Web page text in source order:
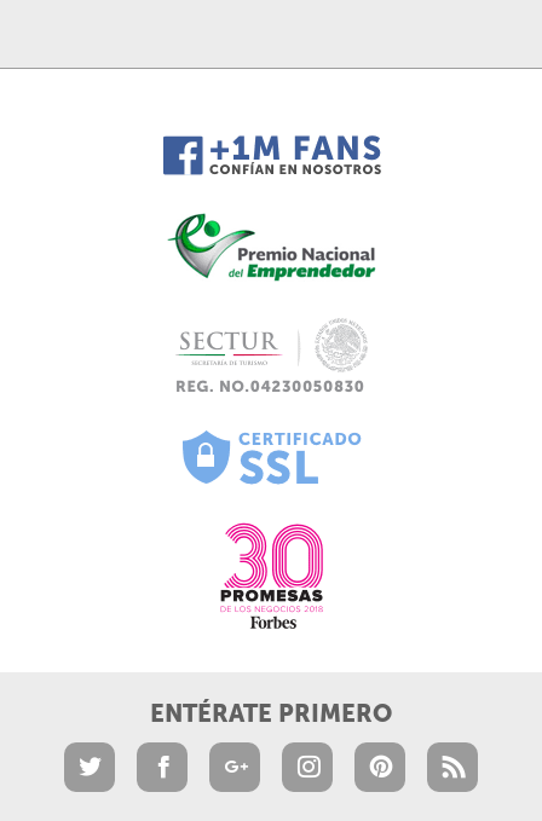
ENTÉRATE PRIMERO